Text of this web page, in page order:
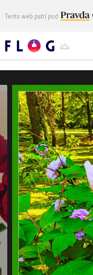
Tento web patrí pod